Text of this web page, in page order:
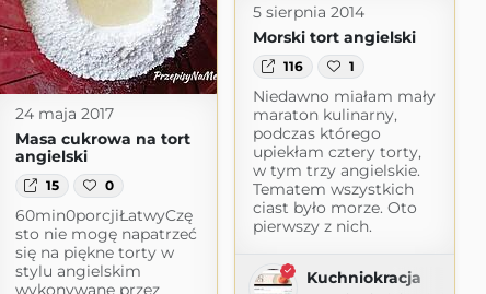
5 sierpnia 2014
Morski tort angielski
116 1
Niedawno miałam mały
maraton kulinarny,
podczas którego
upiekłam cztery torty,
w tym trzy angielskie.
Tematem wszystkich
ciast było morze. Oto
pierwszy z nich.
Kuchniokracja
24 maja 2017
Masa cukrowa na tort
angielski
15 0
60min0porcjiŁatwyCzę
sto nie mogę napatrzeć
się na piękne torty w
stylu angielskim
wykonywane przez